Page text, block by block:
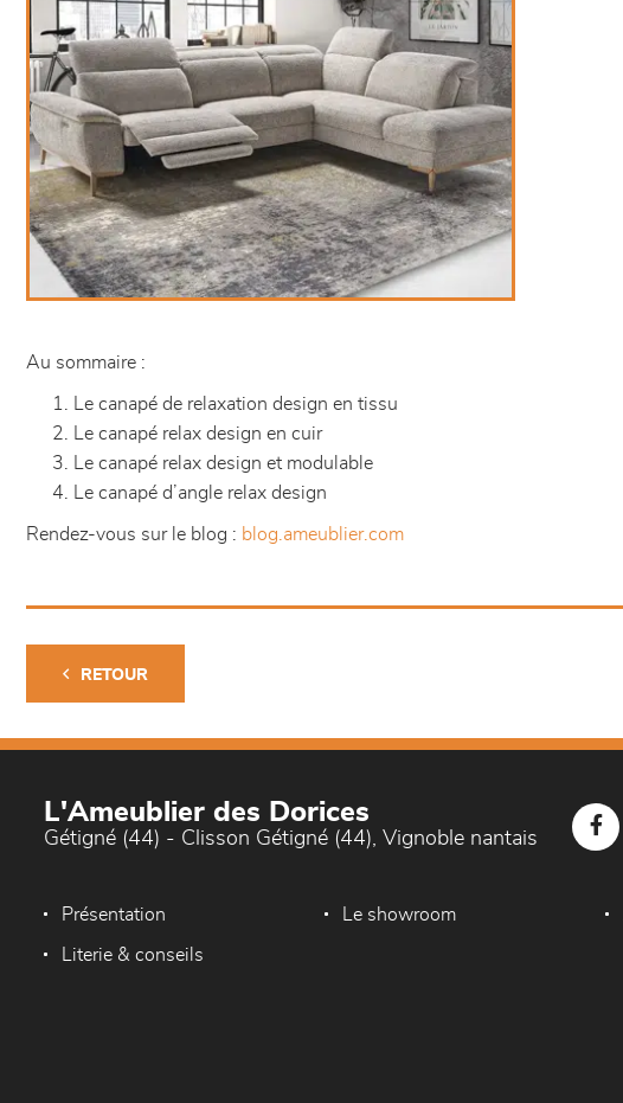
Au sommaire :
Le canapé de relaxation design en tissu
Le canapé relax design en cuir
Le canapé relax design et modulable
Le canapé d’angle relax design
Rendez-vous sur le blog : blog.ameublier.com
RETOUR
L'Ameublier des Dorices
Gétigné (44) - Clisson Gétigné (44), Vignoble nantais
Présentation Le showroom
Literie & conseils